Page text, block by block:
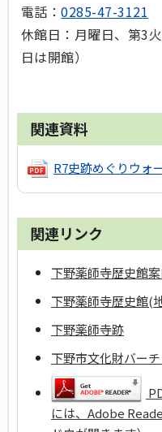
電話：0285-47-3121
休館日：月曜日、第3
日は開館）
関連資料
R7史跡めぐりウォ
関連リンク
下野薬師寺歴史館
下野薬師寺歴史館(
下野薬師寺跡
下野市文化財バー
には、Adobe